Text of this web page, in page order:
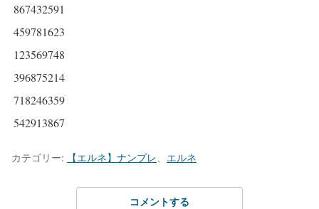
867432591
459781623
123569748
396875214
718246359
542913867
カテゴリー: 【エルネ】ナンプレ エルネ
コメントする